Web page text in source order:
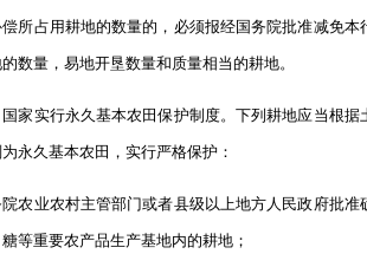
所占用耕地的数量的，必须报经国务院批准减免本
数量，易地开垦数量和质量相当的耕地。
实行永久基本农田保护制度。下列耕地应当根据
永久基本农田，实行严格保护：
业农村主管部门或者县级以上地方人民政府批准
等重要农产品生产基地内的耕地；